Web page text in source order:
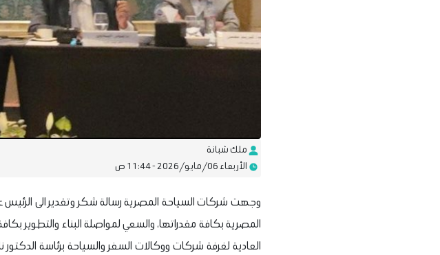
ملك شبانة
الأربعاء 06/مايو/2026 - 11:44 ص
وجهت شركات السياحة المصرية رسالة شكر وتقدير الى الرئيس
المصرية بكافة مقدراتها، والسعي لمواصلة البناء والتطوير
العادية لغرفة شركات ووكالات السفر والسياحة برئاسة